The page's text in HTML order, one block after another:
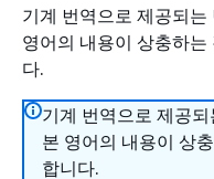
기계 번역으로 제공되
영어의 내용이 상충하
다.
기계 번역으로 제공
본 영어의 내용이 상
합니다.